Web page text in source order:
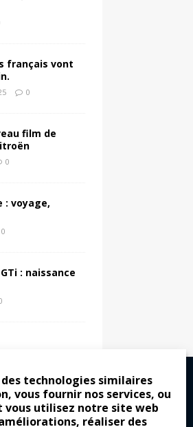
technologies similaires
vous fournir nos services, ou
vous utilisez notre site web
réaliser des
français vont
0
film de
0
: voyage,
0
: naissance